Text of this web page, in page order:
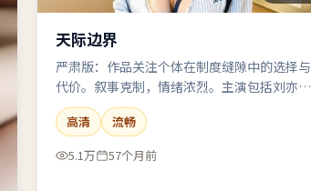
天际边界
严肃版：作品关注个体在制度缝隙中的选择与
代价。叙事克制，情绪浓烈。主演包括刘亦
菲、河正宇、汤唯。
高清
流畅
5.1万
57个月前